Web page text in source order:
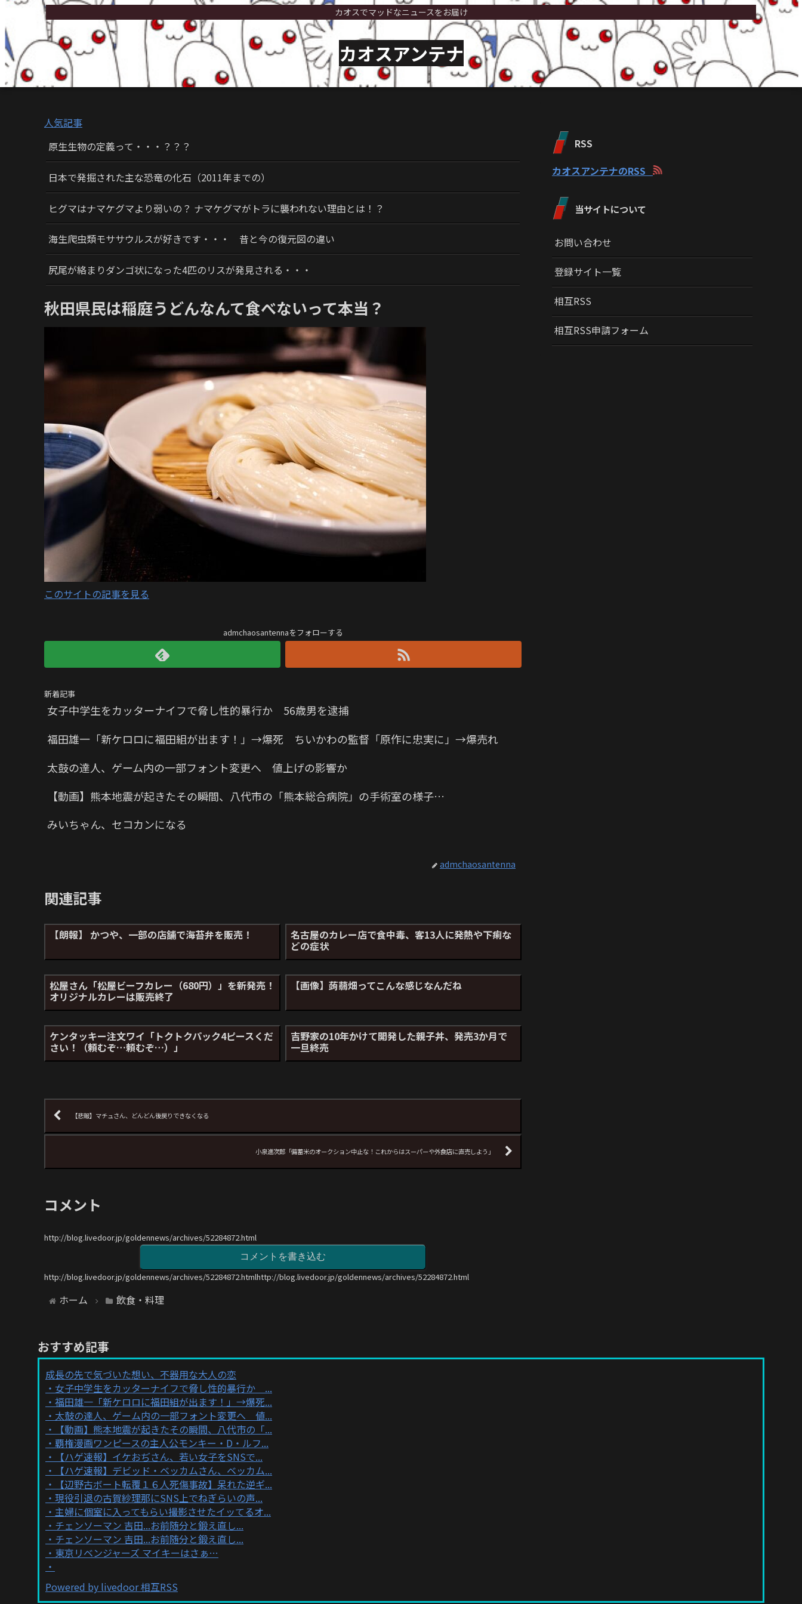
カオスでマッドなニュースをお届け
カオスアンテナ
人気記事
原生生物の定義って・・・？？？
日本で発掘された主な恐竜の化石（2011年までの）
ヒグマはナマケグマより弱いの？ ナマケグマがトラに襲われない理由とは！？
海生爬虫類モササウルスが好きです・・・ 昔と今の復元図の違い
尻尾が絡まりダンゴ状になった4匹のリスが発見される・・・
秋田県民は稲庭うどんなんて食べないって本当？
このサイトの記事を見る
admchaosantennaをフォローする
新着記事
女子中学生をカッターナイフで脅し性的暴行か 56歳男を逮捕
福田雄一「新ケロロに福田組が出ます！」→爆死 ちいかわの監督「原作に忠実に」→爆売れ
太鼓の達人、ゲーム内の一部フォント変更へ 値上げの影響か
【動画】熊本地震が起きたその瞬間、八代市の「熊本総合病院」の手術室の様子…
みいちゃん、セコカンになる
admchaosantenna
関連記事
【朗報】 かつや、一部の店舗で海苔弁を販売！ 名古屋のカレー店で食中毒、客13人に発熱や下痢な
どの症状
松屋さん「松屋ビーフカレー（680円）」を新発売！
オリジナルカレーは販売終了
【画像】蒟蒻畑ってこんな感じなんだね
ケンタッキー注文ワイ「トクトクパック4ピースくだ
さい！（頼むぞ…頼むぞ…）」
吉野家の10年かけて開発した親子丼、発売3か月で
一旦終売
【悲報】マチュさん、どんどん後戻りできなくなる
小泉進次郎「備蓄米のオークション中止な！これからはスーパーや外食店に直売しよう」
コメント
http://blog.livedoor.jp/goldennews/archives/52284872.html
コメントを書き込む
http://blog.livedoor.jp/goldennews/archives/52284872.htmlhttp://blog.livedoor.jp/goldennews/archives/52284872.html
ホーム 飲食・料理
RSS
カオスアンテナのRSS
当サイトについて
お問い合わせ
登録サイト一覧
相互RSS
相互RSS申請フォーム
おすすめ記事
成長の先で気づいた想い、不器用な大人の恋
女子中学生をカッターナイフで脅し性的暴行か ...
福田雄一「新ケロロに福田組が出ます！」→爆死...
太鼓の達人、ゲーム内の一部フォント変更へ 値...
【動画】熊本地震が起きたその瞬間、八代市の「...
覇権漫画ワンピースの主人公モンキー・D・ルフ...
【ハゲ速報】イケおぢさん、若い女子をSNSで...
【ハゲ速報】デビッド・ベッカムさん、ベッカム...
【辺野古ボート転覆１６人死傷事故】呆れた逆ギ...
現役引退の古賀紗理那にSNS上でねぎらいの声...
主婦に個室に入ってもらい撮影させたイッてるオ...
チェンソーマン 吉田...お前随分と鍛え直し...
チェンソーマン 吉田...お前随分と鍛え直し...
東京リベンジャーズ マイキーはさぁ…
Powered by livedoor 相互RSS